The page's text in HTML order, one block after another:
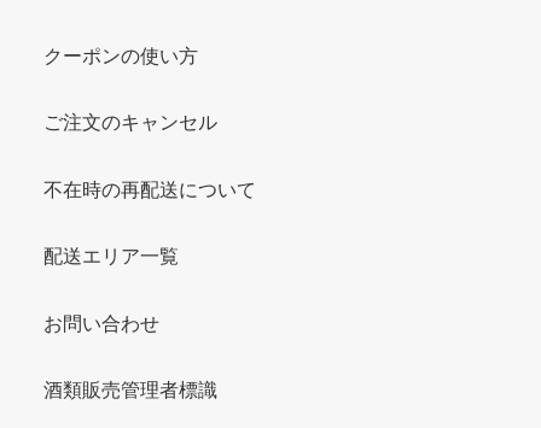
クーポンの使い方
ご注文のキャンセル
不在時の再配送について
配送エリア一覧
お問い合わせ
酒類販売管理者標識